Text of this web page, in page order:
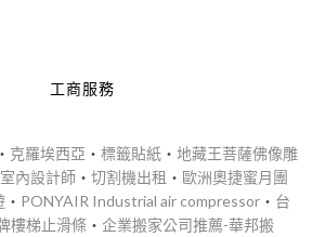
工商服務
‧ 克羅埃西亞 ‧標籤貼紙 ‧地藏王菩薩佛像雕
室內設計師 ‧切割機出租 ‧歐洲奧捷蜜月團
‧ PONYAIR Industrial air compressor ‧ 台
樓梯止滑條 ‧企業搬家公司推薦-華邦搬